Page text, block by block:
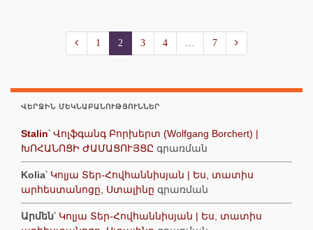
1 2 3 4 7
ՎԵՐՋԻՆ ՄԵԿՆԱԲԱՆՈՒԹՅՈՒՆՆԵՐ
Stalin՝ Վոլֆգանգ Բորխերտ (Wolfgang Borchert) |
ԽՈՀԱՆՈՑԻ ԺԱՄԱՑՈՒՅՑԸ գրառման
Kolia՝ Կոլյա Տեր-Հովհաննիսյան | Ես, տատիս
արհեստանոցը, Ստալինը գրառման
Արմեն՝ Կոլյա Տեր-Հովհաննիսյան | Ես, տատիս